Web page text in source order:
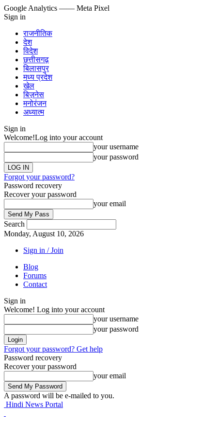
Google Analytics —— Meta Pixel
Sign in
राजनीतिक
देश
विदेश
छत्तीसगढ़
बिलासपुर
मध्य प्रदेश
खेल
बिज़नेस
मनोरंजन
अध्यात्म
Sign in
Welcome!Log into your account
your username
your password
Forgot your password?
Password recovery
Recover your password
your email
Search
Monday, August 10, 2026
Sign in / Join
Blog
Forums
Contact
Sign in
Welcome! Log into your account
your username
your password
Forgot your password? Get help
Password recovery
Recover your password
your email
A password will be e-mailed to you.
Hindi News Portal